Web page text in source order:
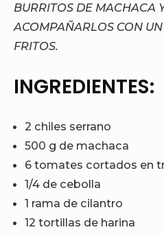
BURRITOS DE MACHACA
ACOMPAÑARLOS CON
FRITOS.
INGREDIENTES:
2 chiles serrano
500 g de machaca
6 tomates cortados en
1/4 de cebolla
1 rama de cilantro
12 tortillas de harina